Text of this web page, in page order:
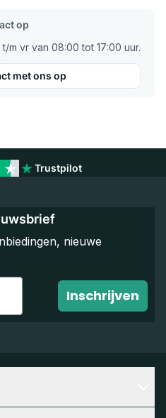
op
m vr van 08:00 tot 17:00 uur.
met ons op
Trustpilot
nieuwe
Inschrijven